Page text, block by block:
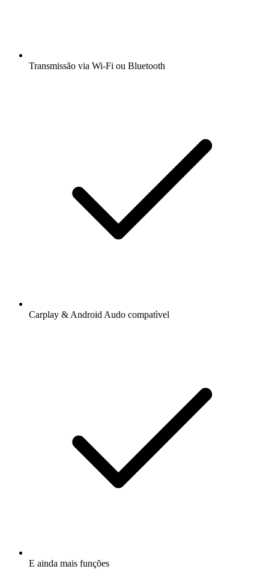
Transmissão via Wi-Fi ou Bluetooth
Carplay & Android Audo compatìvel
E ainda mais funções